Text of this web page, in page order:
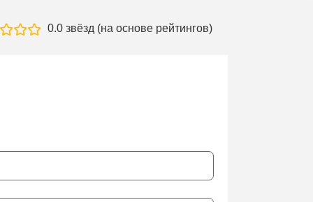
0.0 звёзд (на основе рейтингов)